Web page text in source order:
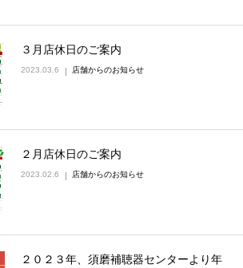
３月店休日のご案内
2023.03.6 店舗からのお知らせ
２月店休日のご案内
2023.02.6 店舗からのお知らせ
２０２３年、須磨補聴器センターより年